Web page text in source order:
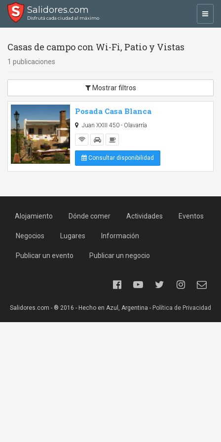
Salidores.com
Disfrutá cada ciudad al máximo
Casas de campo con Wi-Fi, Patio y Vistas
1 publicaciones
Mostrar filtros
Posada Casa Blanca
Juan XXIII 450 - Olavarría
Consultar disponibilidad
Alojamiento Dónde comer Actividades Eventos
Negocios Lugares Información
Publicar un evento Publicar un negocio
Salidores.com - ® 2016 - Hecho en Azul, Argentina - Política de Privacidad